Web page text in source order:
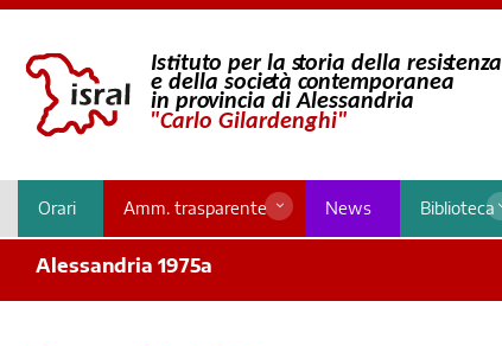
Orari Amm. trasparente News Biblioteca
Alessandria 1975a